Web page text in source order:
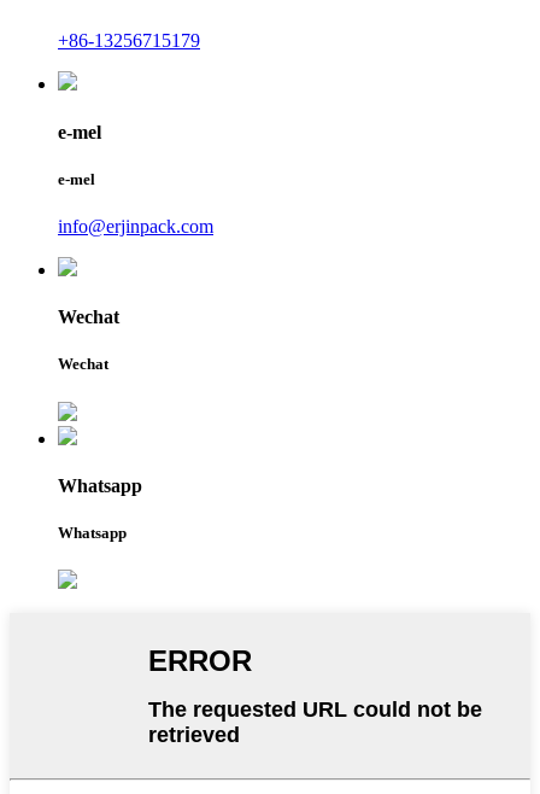
+86-13256715179
e-mel
e-mel
info@erjinpack.com
Wechat
Wechat
Whatsapp
Whatsapp